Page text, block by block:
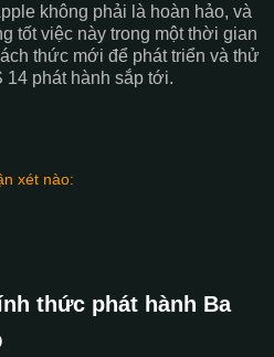
không phải là hoàn hảo, và
tốt việc này trong một thời gian
thức mới để phát triển và thử
14 phát hành sắp tới.
xét nào:
thức phát hành Ba